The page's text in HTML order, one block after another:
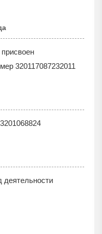
320117087232011